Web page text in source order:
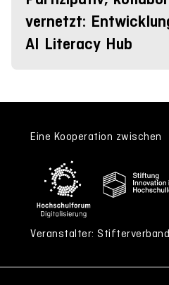
vernetzt:
AI Literacy Hub
Eine Kooperation zwischen
Veranstalter: Stifterverband